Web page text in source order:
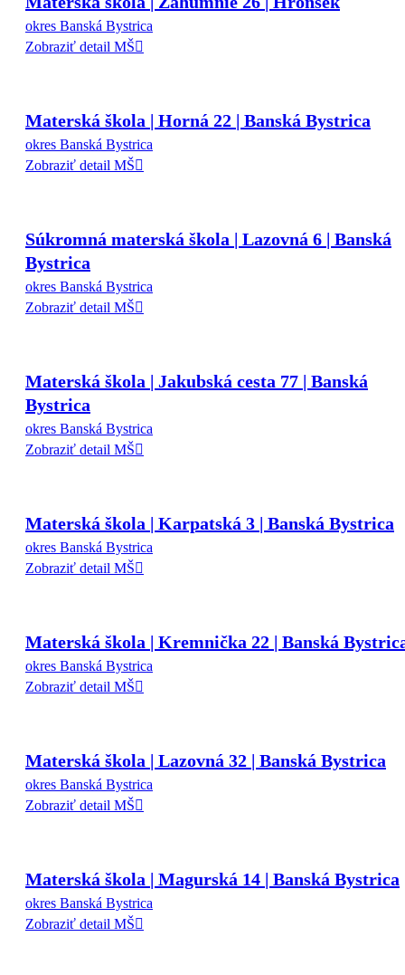
okres Banská Bystrica
Zobraziť detail MŠ
Materská škola | Horná 22 | Banská Bystrica
okres Banská Bystrica
Zobraziť detail MŠ
Súkromná materská škola | Lazovná 6 | Banská
Bystrica
okres Banská Bystrica
Zobraziť detail MŠ
Materská škola | Jakubská cesta 77 | Banská
Bystrica
okres Banská Bystrica
Zobraziť detail MŠ
Materská škola | Karpatská 3 | Banská Bystrica
okres Banská Bystrica
Zobraziť detail MŠ
Materská škola | Kremnička 22 | Banská
okres Banská Bystrica
Zobraziť detail MŠ
Materská škola | Lazovná 32 | Banská Bystrica
okres Banská Bystrica
Zobraziť detail MŠ
Materská škola | Magurská 14 | Banská Bystrica
okres Banská Bystrica
Zobraziť detail MŠ